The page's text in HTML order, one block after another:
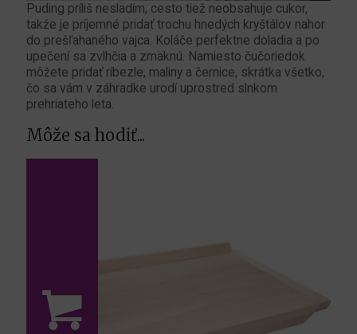
Puding príliš nesladím, cesto tiež neobsahuje cukor,
takže je príjemné pridať trochu hnedých kryštálov nahor
do prešľahaného vajca. Koláče perfektne doladia a po
upečení sa zvlhčia a zmäknú. Namiesto čučoriedok
môžete pridať ríbezle, maliny a černice, skrátka všetko,
čo sa vám v záhradke urodí uprostred slnkom
prehriateho leta.
Môže sa hodiť...